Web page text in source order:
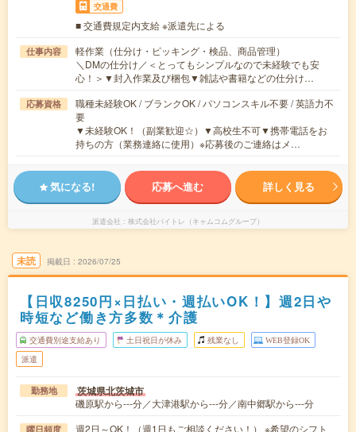
交通費
■ 交通費規定内支給 ※派遣先による
仕事内容
軽作業（仕分け・ピッキング・検品、商品管理）
＼DMの仕分け／＜とってもシンプルなので未経験でも安
心！＞▼封入作業及び梱包▼雑誌や書籍などの仕分け…
応募資格
職種未経験OK / ブランクOK / パソコンスキル不要 / 英語力不
要
▼未経験OK！（副業歓迎☆）▼高校生不可▼携帯電話をお
持ちの方（業務連絡に使用）※応募後のご連絡はメ…
気になる! 応募へ進む 詳しく見る
派遣会社 株式会社バイトレ（キャムコムグループ）
未読 掲載日 2026/07/25
【日収8250円×日払い・週払いOK！】週2日や
時短など働き方多数＊介護
交通費別途支給あり 土日祝日が休み 残業なし WEB登録OK
派遣
勤務地 茨城県北茨城市
磯原駅から---分／大津港駅から---分／南中郷駅から---分
曜日頻度
週2日～OK！（週1日もご相談ください！） ※希望のシフト